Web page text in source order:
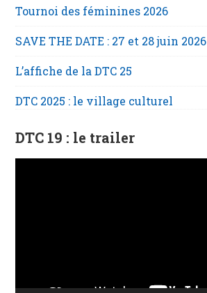
Tournoi des féminines 2026
SAVE THE DATE : 27 et 28 juin 2026
L’affiche de la DTC 25
DTC 2025 : le village culturel
DTC 19 : le trailer